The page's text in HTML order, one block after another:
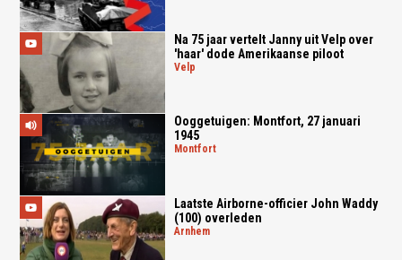
Na 75 jaar vertelt Janny uit Velp over
'haar' dode Amerikaanse piloot
velp
Ooggetuigen: Montfort, 27 januari
1945
montfort
Laatste Airborne-officier John Waddy
(100) overleden
arnhem